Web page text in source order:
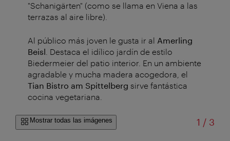
"Schanigärten" (como se llama en Viena a las
terrazas al aire libre).
Al público más joven le gusta ir al Amerling
Beisl . Destaca el idílico jardín de estilo
Biedermeier del patio interior. En un ambiente
agradable y mucha madera acogedora, el
Tian Bistro am Spittelberg sirve fantástica
cocina vegetariana.
Mostrar todas las imágenes 1 /de
3